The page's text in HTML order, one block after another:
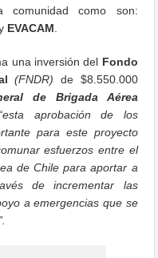
como son:
EVACAM
una inversión del Fondo
(FNDR) de $8.550.000
de Brigada Aérea
“esta aprobación de los
para este proyecto
esfuerzos entre el
de Chile para aportar a
de incrementar las
a emergencias que se